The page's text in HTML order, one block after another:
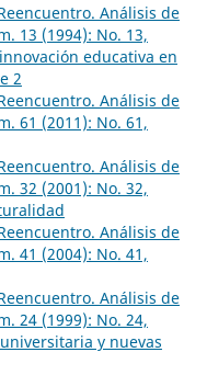
Análisis de
13 (1994): No. 13,
educativa en
2
Análisis de
61 (2011): No. 61,
Análisis de
32 (2001): No. 32,
Análisis de
41 (2004): No. 41,
Análisis de
24 (1999): No. 24,
y nuevas